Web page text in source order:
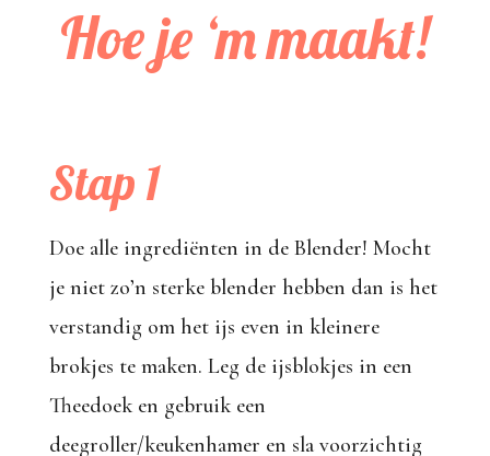
Hoe je ‘m maakt!
Stap 1
Doe alle ingrediënten in de Blender! Mocht
je niet zo’n sterke blender hebben dan is het
verstandig om het ijs even in kleinere
brokjes te maken. Leg de ijsblokjes in een
Theedoek en gebruik een
deegroller/keukenhamer en sla voorzichtig